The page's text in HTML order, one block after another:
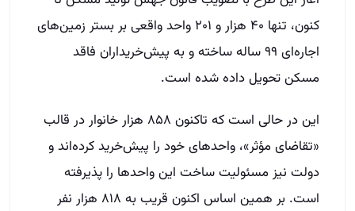
کنون، تنها ۴۰ هزار و ۲۰۱ واحد واقعی بر بستر زمین‌های
اجاره‌ای ۹۹ ساله ساخته و به پیش‌خریداران فاقد
مسکن تحویل داده شده است.
این در حالی است که تاکنون ۸۵۸ هزار خانوار در قالب
«تقاضای مؤثر»، واحدهای خود را پیش‌خرید کرده‌اند و
دولت نیز مسئولیت ساخت این واحدها را پذیرفته
است. بر همین اساس اکنون قریب به ۸۱۸ هزار نفر